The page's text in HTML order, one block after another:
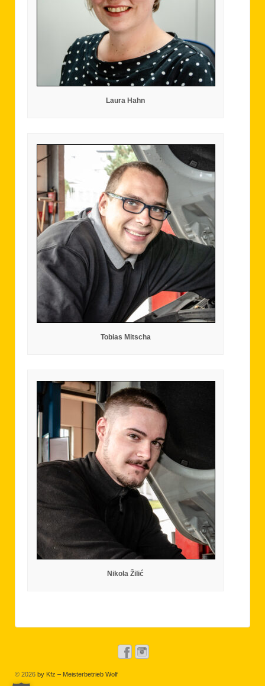
Laura Hahn
Tobias Mitscha
Nikola Žilić
© 2026 by Kfz – Meisterbetrieb Wolf